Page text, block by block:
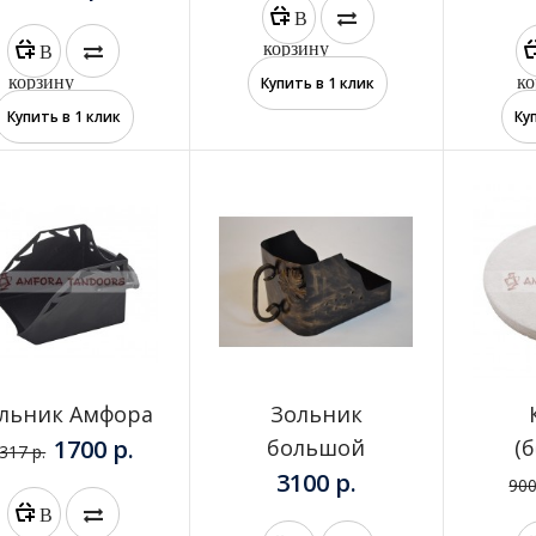
Дрова
250 р.
Дровокол с ограничителем
В
корзину
Купить в 1 клик
В
корзину
Купить в 1 клик
Амфора
р. 1700 р.
В
Зольник
большой
3100 р.